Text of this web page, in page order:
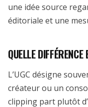
une idée source
éditoriale et une
QUELLE
L’UGC désigne
créateur ou un
clipping part plutôt